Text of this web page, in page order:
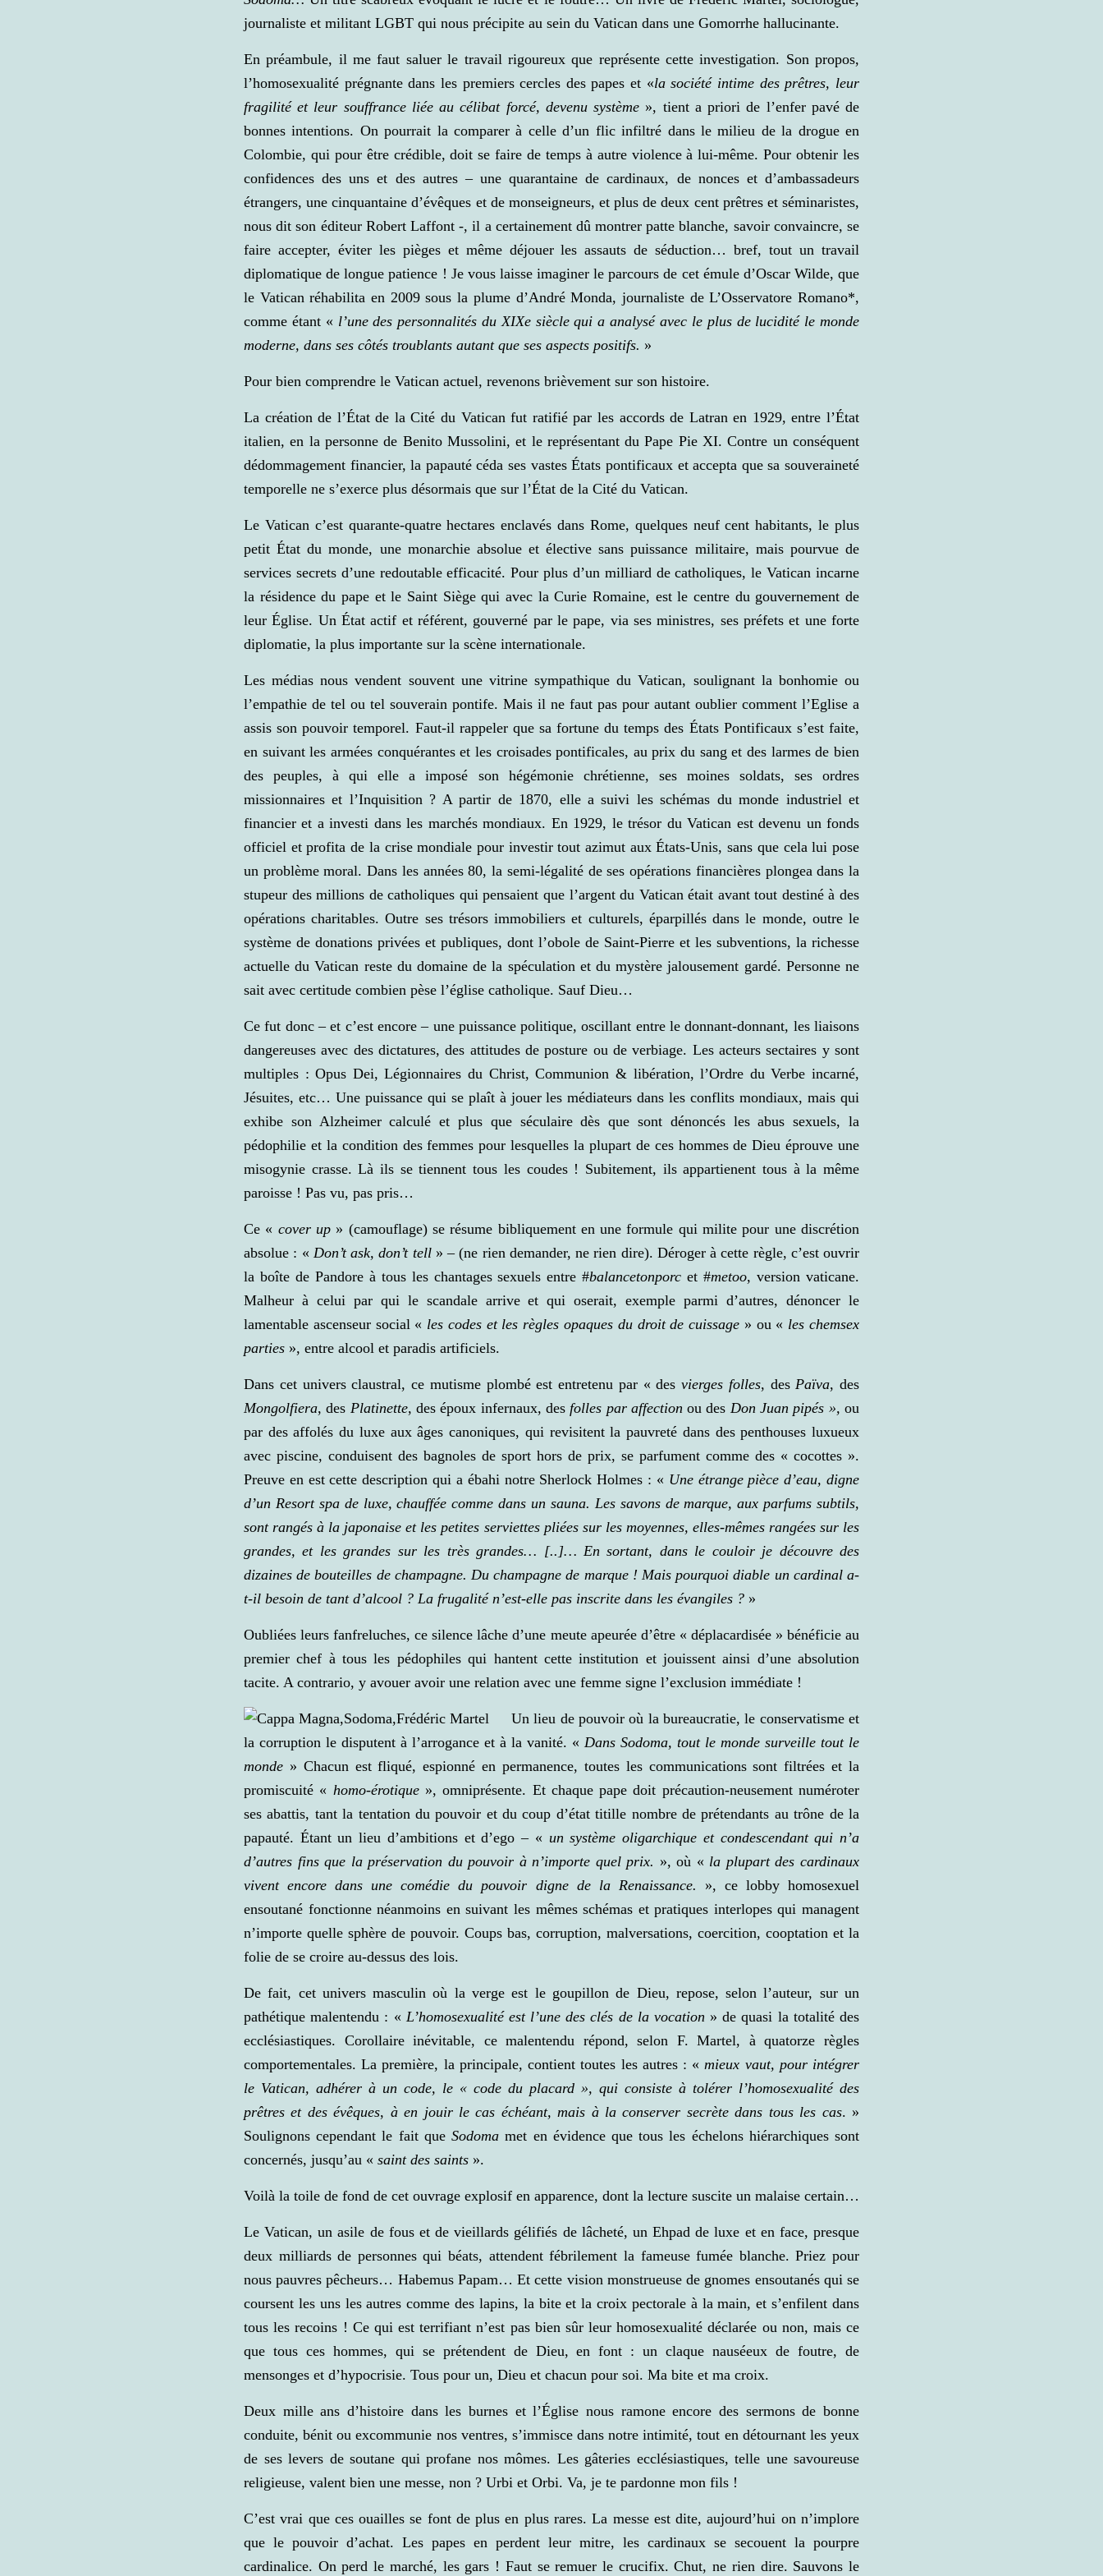
journaliste et militant LGBT qui nous précipite au sein du Vatican dans une Gomorrhe hallucinante.
En préambule, il me faut saluer le travail rigoureux que représente cette investigation. Son propos,
l’homosexualité prégnante dans les premiers cercles des papes et «la société intime des prêtres, leur
fragilité et leur souffrance liée au célibat forcé, devenu système », tient a priori de l’enfer pavé de
bonnes intentions. On pourrait la comparer à celle d’un flic infiltré dans le milieu de la drogue en
Colombie, qui pour être crédible, doit se faire de temps à autre violence à lui-même. Pour obtenir les
confidences des uns et des autres – une quarantaine de cardinaux, de nonces et d’ambassadeurs
étrangers, une cinquantaine d’évêques et de monseigneurs, et plus de deux cent prêtres et séminaristes,
nous dit son éditeur Robert Laffont -, il a certainement dû montrer patte blanche, savoir convaincre, se
faire accepter, éviter les pièges et même déjouer les assauts de séduction… bref, tout un travail
diplomatique de longue patience ! Je vous laisse imaginer le parcours de cet émule d’Oscar Wilde, que
le Vatican réhabilita en 2009 sous la plume d’André Monda, journaliste de L’Osservatore Romano*,
comme étant « l’une des personnalités du XIXe siècle qui a analysé avec le plus de lucidité le monde
moderne, dans ses côtés troublants autant que ses aspects positifs. »
Pour bien comprendre le Vatican actuel, revenons brièvement sur son histoire.
La création de l’État de la Cité du Vatican fut ratifié par les accords de Latran en 1929, entre l’État
italien, en la personne de Benito Mussolini, et le représentant du Pape Pie XI. Contre un conséquent
dédommagement financier, la papauté céda ses vastes États pontificaux et accepta que sa souveraineté
temporelle ne s’exerce plus désormais que sur l’État de la Cité du Vatican.
Le Vatican c’est quarante-quatre hectares enclavés dans Rome, quelques neuf cent habitants, le plus
petit État du monde, une monarchie absolue et élective sans puissance militaire, mais pourvue de
services secrets d’une redoutable efficacité. Pour plus d’un milliard de catholiques, le Vatican incarne
la résidence du pape et le Saint Siège qui avec la Curie Romaine, est le centre du gouvernement de
leur Église. Un État actif et référent, gouverné par le pape, via ses ministres, ses préfets et une forte
diplomatie, la plus importante sur la scène internationale.
Les médias nous vendent souvent une vitrine sympathique du Vatican, soulignant la bonhomie ou
l’empathie de tel ou tel souverain pontife. Mais il ne faut pas pour autant oublier comment l’Eglise a
assis son pouvoir temporel. Faut-il rappeler que sa fortune du temps des États Pontificaux s’est faite,
en suivant les armées conquérantes et les croisades pontificales, au prix du sang et des larmes de bien
des peuples, à qui elle a imposé son hégémonie chrétienne, ses moines soldats, ses ordres
missionnaires et l’Inquisition ? A partir de 1870, elle a suivi les schémas du monde industriel et
financier et a investi dans les marchés mondiaux. En 1929, le trésor du Vatican est devenu un fonds
officiel et profita de la crise mondiale pour investir tout azimut aux États-Unis, sans que cela lui pose
un problème moral. Dans les années 80, la semi-légalité de ses opérations financières plongea dans la
stupeur des millions de catholiques qui pensaient que l’argent du Vatican était avant tout destiné à des
opérations charitables. Outre ses trésors immobiliers et culturels, éparpillés dans le monde, outre le
système de donations privées et publiques, dont l’obole de Saint-Pierre et les subventions, la richesse
actuelle du Vatican reste du domaine de la spéculation et du mystère jalousement gardé. Personne ne
sait avec certitude combien pèse l’église catholique. Sauf Dieu…
Ce fut donc – et c’est encore – une puissance politique, oscillant entre le donnant-donnant, les liaisons
dangereuses avec des dictatures, des attitudes de posture ou de verbiage. Les acteurs sectaires y sont
multiples : Opus Dei, Légionnaires du Christ, Communion & libération, l’Ordre du Verbe incarné,
Jésuites, etc… Une puissance qui se plaît à jouer les médiateurs dans les conflits mondiaux, mais qui
exhibe son Alzheimer calculé et plus que séculaire dès que sont dénoncés les abus sexuels, la
pédophilie et la condition des femmes pour lesquelles la plupart de ces hommes de Dieu éprouve une
misogynie crasse. Là ils se tiennent tous les coudes ! Subitement, ils appartienent tous à la même
paroisse ! Pas vu, pas pris…
Ce « cover up» (camouflage) se résume bibliquement en une formule qui milite pour une discrétion
absolue : « Don’t ask, don’t tell» – (ne rien demander, ne rien dire). Déroger à cette règle, c’est ouvrir
la boîte de Pandore à tous les chantages sexuels entre #balancetonporc et #metoo, version vaticane.
Malheur à celui par qui le scandale arrive et qui oserait, exemple parmi d’autres, dénoncer le
lamentable ascenseur social « les codes et les règles opaques du droit de cuissage » ou « les chemsex
parties », entre alcool et paradis artificiels.
Dans cet univers claustral, ce mutisme plombé est entretenu par « des vierges folles, desPaïva, des
Mongolfiera, des Platinette, des époux infernaux, des folles par affectionou des Don Juan pipés », ou
par des affolés du luxe aux âges canoniques, qui revisitent la pauvreté dans des penthouses luxueux
avec piscine, conduisent des bagnoles de sport hors de prix, se parfument comme des « cocottes ».
Preuve en est cette description qui a ébahi notre Sherlock Holmes : « Une étrange pièce d’eau, digne
d’un Resort spa de luxe, chauffée comme dans un sauna. Les savons de marque, aux parfums subtils,
sont rangés à la japonaise et les petites serviettes pliées sur les moyennes, elles-mêmes rangées sur les
grandes, et les grandes sur les très grandes… [..]… En sortant, dans le couloir je découvre des
dizaines de bouteilles de champagne. Du champagne de marque ! Mais pourquoi diable un cardinal a-
t-il besoin de tant d’alcool ? La frugalité n’est-elle pas inscrite dans les évangiles ? »
Oubliées leurs fanfreluches, ce silence lâche d’une meute apeurée d’être « déplacardisée » bénéficie au
premier chef à tous les pédophiles qui hantent cette institution et jouissent ainsi d’une absolution
tacite. A contrario, y avouer avoir une relation avec une femme signe l’exclusion immédiate !
Un lieu de pouvoir où la bureaucratie, le conservatisme et
la corruption le disputent à l’arrogance et à la vanité. « Dans Sodoma, tout le monde surveille tout le
monde » Chacun est fliqué, espionné en permanence, toutes les communications sont filtrées et la
promiscuité « homo-érotique», omniprésente. Et chaque pape doit précaution-neusement numéroter
ses abattis, tant la tentation du pouvoir et du coup d’état titille nombre de prétendants au trône de la
papauté. Étant un lieu d’ambitions et d’ego – « un système oligarchique et condescendant qui n’a
d’autres fins que la préservation du pouvoir à n’importe quel prix. », où « la plupart des cardinaux
vivent encore dans une comédie du pouvoir digne de la Renaissance. », ce lobby homosexuel
ensoutané fonctionne néanmoins en suivant les mêmes schémas et pratiques interlopes qui managent
n’importe quelle sphère de pouvoir. Coups bas, corruption, malversations, coercition, cooptation et la
folie de se croire au-dessus des lois.
De fait, cet univers masculin où la verge est le goupillon de Dieu, repose, selon l’auteur, sur un
pathétique malentendu : « L’homosexualité est l’une des clés de la vocation » de quasi la totalité des
ecclésiastiques. Corollaire inévitable, ce malentendu répond, selon F. Martel, à quatorze règles
comportementales. La première, la principale, contient toutes les autres : «mieux vaut, pour intégrer
le Vatican, adhérer à un code, le « code du placard », qui consiste à tolérer l’homosexualité des
prêtres et des évêques, à en jouir le cas échéant, mais à la conserver secrète dans tous les cas. »
Soulignons cependant le fait queSodoma met en évidence que tous les échelons hiérarchiques sont
concernés, jusqu’au « saint des saints ».
Voilà la toile de fond de cet ouvrage explosif en apparence, dont la lecture suscite un malaise certain…
Le Vatican, un asile de fous et de vieillards gélifiés de lâcheté, un Ehpad de luxe et en face, presque
deux milliards de personnes qui béats, attendent fébrilement la fameuse fumée blanche. Priez pour
nous pauvres pêcheurs… Habemus Papam… Et cette vision monstrueuse de gnomes ensoutanés qui se
coursent les uns les autres comme des lapins, la bite et la croix pectorale à la main, et s’enfilent dans
tous les recoins ! Ce qui est terrifiant n’est pas bien sûr leur homosexualité déclarée ou non, mais ce
que tous ces hommes, qui se prétendent de Dieu, en font : un claque nauséeux de foutre, de
mensonges et d’hypocrisie. Tous pour un, Dieu et chacun pour soi. Ma bite et ma croix.
Deux mille ans d’histoire dans les burnes et l’Église nous ramone encore des sermons de bonne
conduite, bénit ou excommunie nos ventres, s’immisce dans notre intimité, tout en détournant les yeux
de ses levers de soutane qui profane nos mômes. Les gâteries ecclésiastiques, telle une savoureuse
religieuse, valent bien une messe, non ? Urbi et Orbi. Va, je te pardonne mon fils !
C’est vrai que ces ouailles se font de plus en plus rares. La messe est dite, aujourd’hui on n’implore
que le pouvoir d’achat. Les papes en perdent leur mitre, les cardinaux se secouent la pourpre
cardinalice. On perd le marché, les gars ! Faut se remuer le crucifix. Chut, ne rien dire. Sauvons le